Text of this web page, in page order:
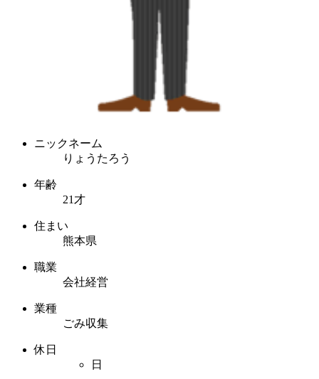
ニックネーム
りょうたろう
年齢
21才
住まい
熊本県
職業
会社経営
業種
ごみ収集
休日
日